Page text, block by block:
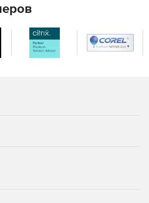
шифрования – с помощью
поддерживаемых
и подтверждения
с различными